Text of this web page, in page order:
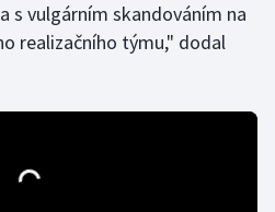
s vulgárním skandováním na
realizačního týmu," dodal